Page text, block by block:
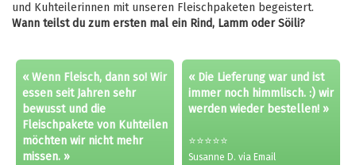
und Kuhteilerinnen mit unseren Fleischpaketen begeistert.
Wann teilst du zum ersten mal ein Rind, Lamm oder Söili?
« Wenn Fleisch, dann so! Wir
essen seit Jahren sehr
bewusst und die
Fleischpakete von Kuhteilen
möchten wir nicht mehr
missen. »
« Die Lieferung war und ist
immer noch himmlisch. :) wir
werden wieder bestellen! »
⭐⭐⭐⭐⭐
Susanne D. via Email